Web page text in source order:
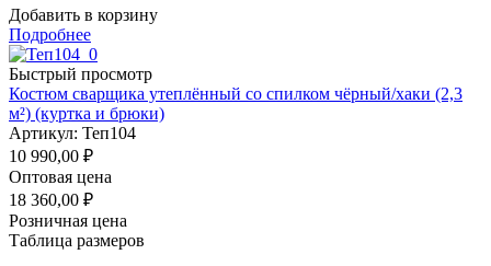
Добавить в корзину
Подробнее
Быстрый просмотр
Костюм сварщика утеплённый со спилком чёрный/хаки (2,3
м²) (куртка и брюки)
Артикул: Теп104
10 990,00 ₽
Оптовая цена
18 360,00 ₽
Розничная цена
Таблица размеров